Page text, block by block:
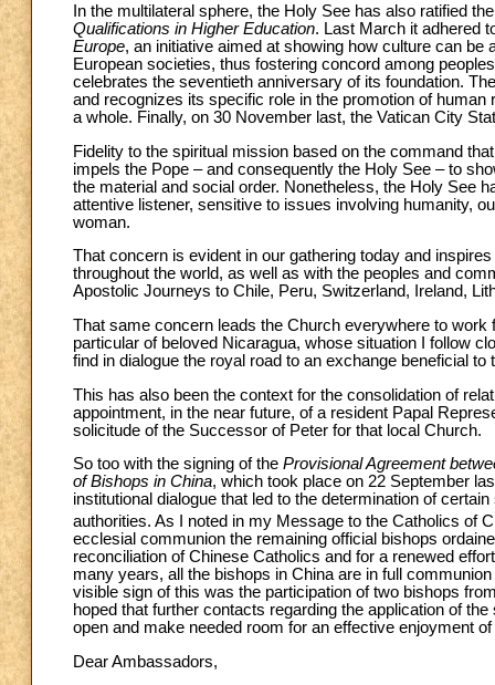
In the multilateral sphere, the Holy See has also ratified the
Qualifications in Higher Education. Last March it adhered
Europe, an initiative aimed at showing how culture can
European societies, thus fostering concord among
celebrates the seventieth anniversary of its foundation.
and recognizes its specific role in the promotion of
a whole. Finally, on 30 November last, the Vatican City
Fidelity to the spiritual mission based on the command
impels the Pope – and consequently the Holy See – to
the material and social order. Nonetheless, the Holy See
attentive listener, sensitive to issues involving humanity,
woman.
That concern is evident in our gathering today and
throughout the world, as well as with the peoples and
Apostolic Journeys to Chile, Peru, Switzerland, Ireland,
That same concern leads the Church everywhere to
particular of beloved Nicaragua, whose situation I follow
find in dialogue the royal road to an exchange beneficial to
This has also been the context for the consolidation of
appointment, in the near future, of a resident Papal
solicitude of the Successor of Peter for that local Church.
So too with the signing of the Provisional Agreement
of Bishops in China, which took place on 22 September
institutional dialogue that led to the determination of
authorities. As I noted in my Message to the Catholics of
ecclesial communion the remaining official bishops
reconciliation of Chinese Catholics and for a renewed
many years, all the bishops in China are in full
visible sign of this was the participation of two bishops
hoped that further contacts regarding the application of
open and make needed room for an effective enjoyment
Dear Ambassadors,